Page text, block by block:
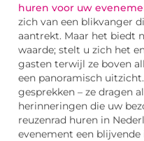
huren voor uw
zich van een blikvanger
aantrekt. Maar het biedt
waarde; stelt u zich het
gasten terwijl ze boven
een panoramisch
gesprekken – ze dragen
herinneringen die uw
reuzenrad huren in
evenement een